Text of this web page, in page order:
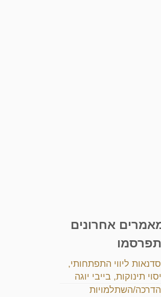
אחרונים
סדנאות ליווי התפתחותי,
תינוקות, בייבי יוגה
הדרכה/השתלמויות